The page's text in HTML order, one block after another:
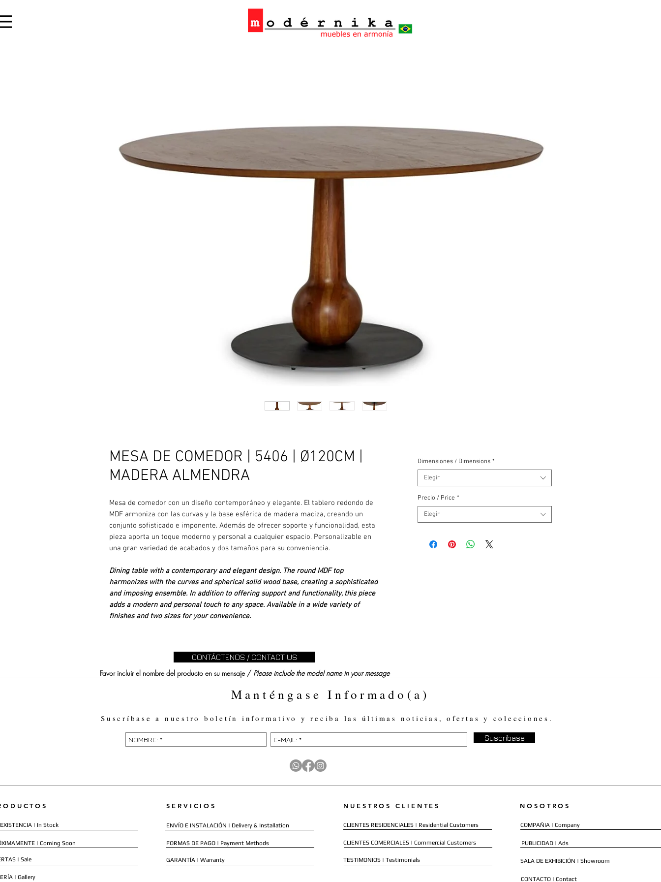
MESA DE COMEDOR | 5406 | Ø120CM |
MADERA ALMENDRA
Mesa de comedor con un diseño contemporáneo y elegante. El tablero redondo de
MDF armoniza con las curvas y la base esférica de madera maciza, creando un
conjunto sofisticado e imponente. Además de ofrecer soporte y funcionalidad, esta
pieza aporta un toque moderno y personal a cualquier espacio. Personalizable en
una gran variedad de acabados y dos tamaños para su conveniencia.
Dining table with a contemporary and elegant design. The round MDF top
harmonizes with the curves and spherical solid wood base, creating a sophisticated
and imposing ensemble. In addition to offering support and functionality, this piece
adds a modern and personal touch to any space. Available in a wide variety of
finishes and two sizes for your convenience.
Dimensiones / Dimensions *
Elegir
Precio / Price *
Elegir
CONTÁCTENOS / CONTACT US
Favor incluir el nombre del producto en su mensaje / Please include the model name in your message
Manténgase Informado(a)
Suscríbase a nuestro boletín informativo y reciba las últimas noticias, ofertas y colecciones.
Suscríbase
| In Stock
| Coming Soon
| Sale
| Gallery
SERVICIOS
ENVÍO E INSTALACIÓN | Delivery & Installation
FORMAS DE PAGO | Payment Methods
GARANTÍA | Warranty
NUESTROS CLIENTES
CLIENTES RESIDENCIALES | Residential Customers
CLIENTES COMERCIALES | Commercial Customers
TESTIMONIOS | Testimonials
NOSOTROS
COMPAÑIA | Company
PUBLICIDAD | Ads
SALA DE EXHIBICIÓN | Showroom
CONTACTO | Contact